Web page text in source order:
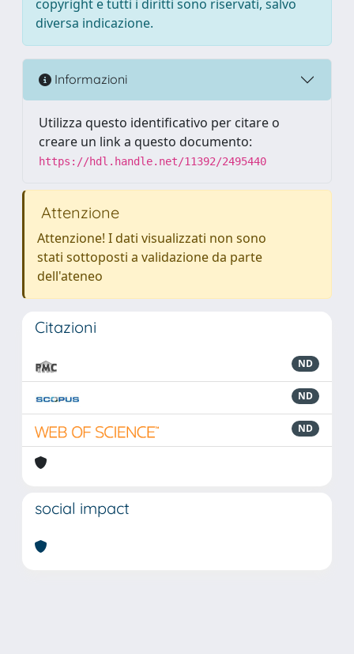
copyright e tutti i diritti sono riservati, salvo
diversa indicazione.
Informazioni
Utilizza questo identificativo per citare o
creare un link a questo documento:
https://hdl.handle.net/11392/2495440
Attenzione
Attenzione! I dati visualizzati non sono
stati sottoposti a validazione da parte
dell'ateneo
Citazioni
ND
ND
ND
social impact